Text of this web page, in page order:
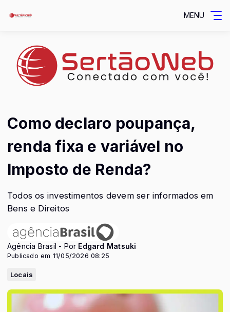
MENU
Como declaro poupança,
renda fixa e variável no
Imposto de Renda?
Todos os investimentos devem ser informados em
Bens e Direitos
Agência Brasil - Por Edgard Matsuki
Publicado em 11/05/2026 08:25
Locais